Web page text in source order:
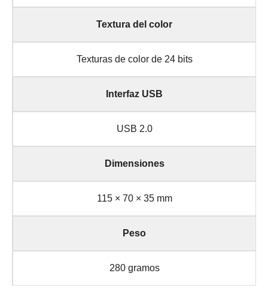
Textura del color
Texturas de color de 24 bits
Interfaz USB
USB 2.0
Dimensiones
115 × 70 × 35 mm
Peso
280 gramos